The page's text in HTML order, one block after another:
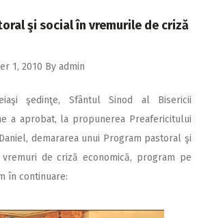
şi social în vremurile de criză
1, 2010 By admin
şedinţe, Sfântul Sinod al Bisericii
a aprobat, la propunerea Preafericitului
demararea unui Program pastoral şi
de criză economică, program pe
în continuare: